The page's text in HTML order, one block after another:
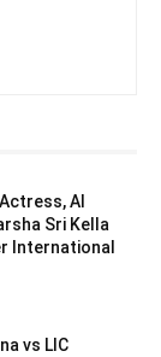
AI
Sri Kella
International
vs LIC